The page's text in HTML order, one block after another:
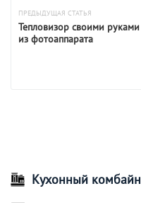
ПРЕДЫДУЩАЯ СТАТЬЯ
Тепловизор своими руками
из фотоаппарата
Кухонный комбайн